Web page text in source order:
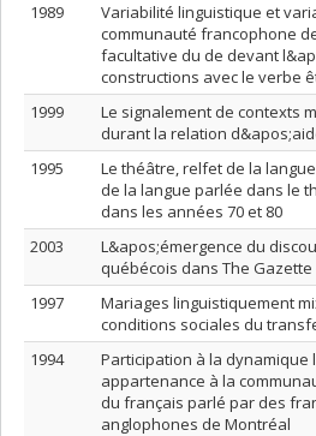
1989
Variabilité linguistique et
communauté francophone
facultative du de devant
constructions avec le verbe
1999
Le signalement de contexts
durant la relation
1995
Le théâtre, relfet de la
de la langue parlée dans le
dans les années 70 et 80
2003
L&apos;émergence du
québécois dans The Gazette
1997
Mariages linguistiquement
conditions sociales du
1994
Participation à la dynamique
appartenance à la
du français parlé par des
anglophones de Montréal